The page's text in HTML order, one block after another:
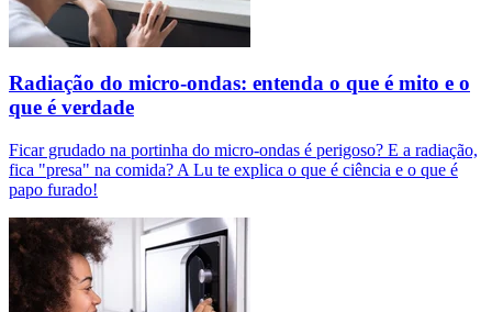
Radiação do micro-ondas: entenda o que é mito e o
que é verdade
Ficar grudado na portinha do micro-ondas é perigoso? E a radiação,
fica "presa" na comida? A Lu te explica o que é ciência e o que é
papo furado!